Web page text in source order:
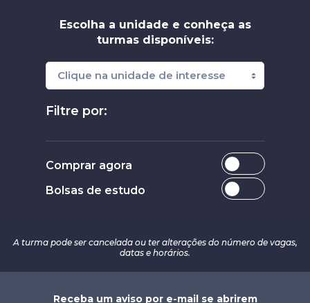
Escolha a unidade e conheça as
turmas disponíveis:
Filtre por:
Comprar agora
Bolsas de estudo
A turma pode ser cancelada ou ter alterações do número de vagas,
datas e horários.
Receba um aviso por e-mail se abrirem